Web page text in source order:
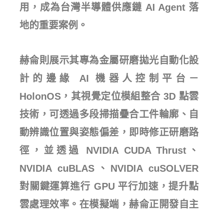
用，成為台灣半導體供應鏈 AI Agent 落
地的重要案例。
赫侖則展示其專為金屬研磨拋光自動化設
計的邊緣 AI 機器人控制平台－
HolonOS，其視覺定位模組整合 3D 點雲
技術，可透過多段掃描疊合工件輪廓、自
動辨識位置與姿態偏差，即時修正研磨路
徑，並透過 NVIDIA CUDA Thrust、
NVIDIA cuBLAS、NVIDIA cuSOLVER
對關鍵運算進行 GPU 平行加速，提升點
雲處理效率。在模擬端，赫侖正開發自主